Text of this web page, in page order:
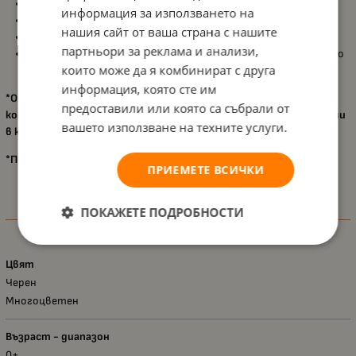
Регулируема облегалка;
Регулируема подложка за крачета;
Мрежеста част на сенника за по-добра вентилация;
Размери: в разгънато положение: 89 х 49 х 102 cm; В сгънато
положение: 67 х 49 х 26 cm.
*Опция за монтаж наСтолче за кола Comet
комплекта) чрезАдаптори 5001003(адапторите не са включени
в комплекта).
*Подходяща за самолет.
Характеристики
Цвят
Черен
Многоцветен
Възраст - диапазон
информация за използването на
нашия сайт от ваша страна с нашите
партньори за реклама и анализи,
които може да я комбинират с друга
информация, която сте им
предоставили или която са събрали от
вашето използване на техните услуги.
ПРИЕМЕТЕ ВСИЧКИ
ПОКАЖЕТЕ ПОДРОБНОСТИ